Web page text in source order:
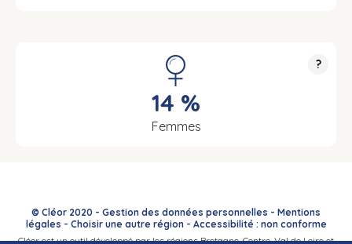
?
14 %
Femmes
© Cléor 2020 - Gestion des données personnelles - Mentions
légales - Choisir une autre région- Accessibilité : non conforme
Cléor est un outil développé par les régions Bretagne, Centre-Val de Loire et